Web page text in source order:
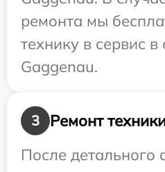
ремонта мы
технику в сервис
Gaggenau.
3
Ремонт
После детального